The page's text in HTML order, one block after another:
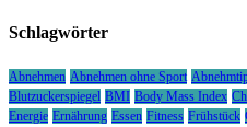
Schlagwörter
Abnehmen Abnehmen ohne Sport
Blutzuckerspiegel BMI Body Mass Index
Energie Ernährung Essen Fitness Frühstück